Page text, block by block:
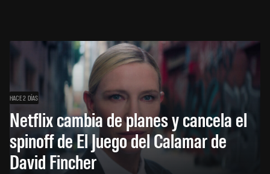
HACE 2 DÍAS
Netflix cambia de planes y cancela el
spinoff de El Juego del Calamar de
David Fincher